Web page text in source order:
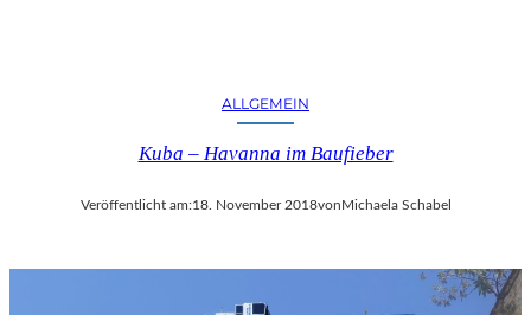
ALLGEMEIN
Kuba – Havanna im Baufieber
Veröffentlicht am:18. November 2018vonMichaela Schabel